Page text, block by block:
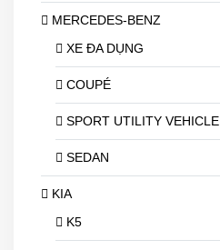
MERCEDES-BENZ
XE ĐA DỤNG
COUPÉ
SPORT UTILITY VEHICLE
SEDAN
KIA
K5